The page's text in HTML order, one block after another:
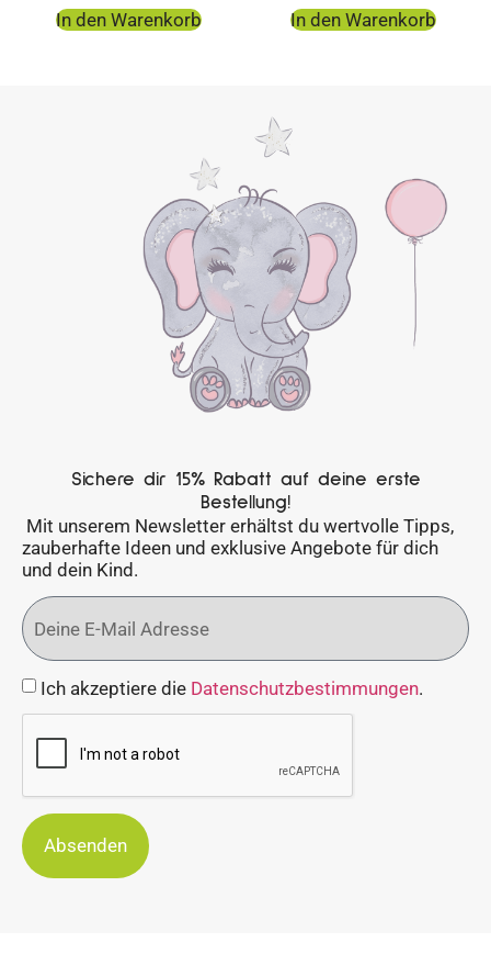
In den Warenkorb In den Warenkorb
Sichere dir 15% Rabatt auf deine erste
Bestellung!
Mit unserem Newsletter erhältst du wertvolle Tipps,
zauberhafte Ideen und exklusive Angebote für dich
und dein Kind.
Ich akzeptiere die Datenschutzbestimmungen.
Absenden